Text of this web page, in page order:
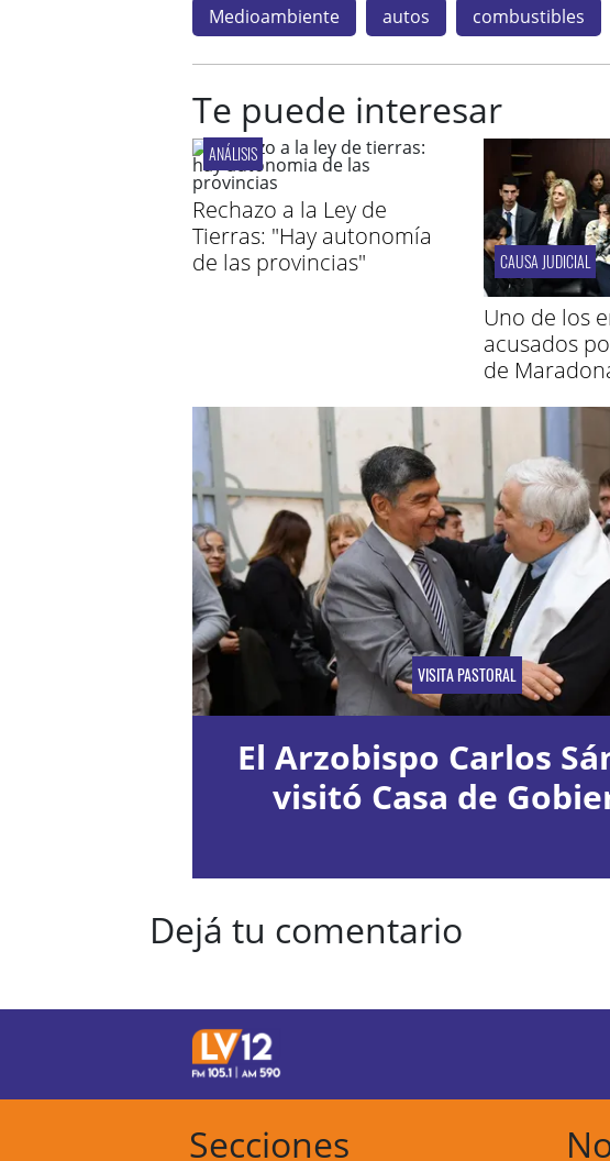
Medioambiente autos combustibles
Te puede interesar
ANÁLISIS
Rechazo a la Ley de
Tierras: "Hay autonomía
de las provincias"
CAUSA JUDICIAL
Uno de los
acusados
de
VISITA PASTORAL
El Arzobispo Carlos
visitó Casa de
Dejá tu comentario
Secciones